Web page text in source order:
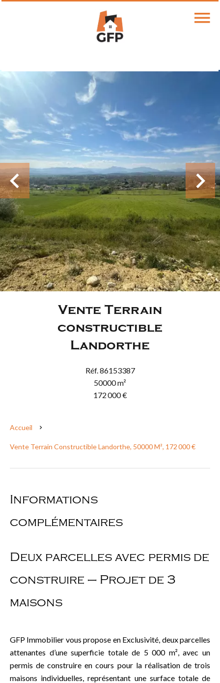
Vente Terrain
constructible
Landorthe
Réf. 86153387
50000 m²
172 000 €
Accueil
Vente Terrain Constructible Landorthe, 50000 M², 172 000 €
Informations
complémentaires
Deux parcelles avec permis de
construire – Projet de 3
maisons
GFP Immobilier vous propose en Exclusivité, deux parcelles
attenantes d’une superficie totale de 5 000 m², avec un
permis de construire en cours pour la réalisation de trois
maisons individuelles, représentant une surface totale de